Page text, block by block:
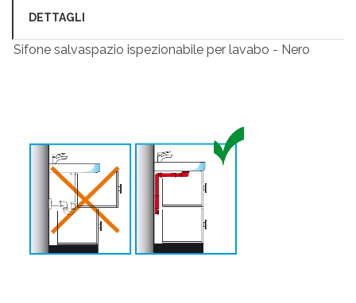
DETTAGLI
Sifone salvaspazio ispezionabile per lavabo - Nero